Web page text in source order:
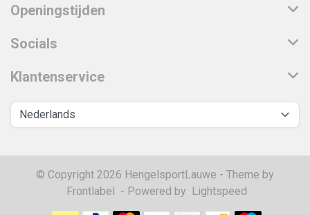
Openingstijden
Socials
Klantenservice
© Copyright 2026 HengelsportLauwe - Theme by
Frontlabel
- Powered by Lightspeed